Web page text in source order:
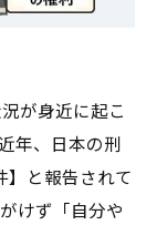
が身近に起こ
年、日本の刑
】と報告されて
けず「自分や